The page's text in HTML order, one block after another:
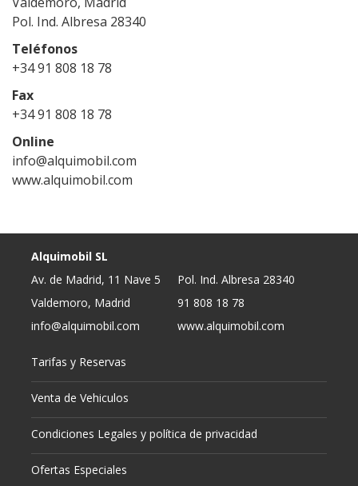
Pol. Ind. Albresa 28340
Teléfonos
+34 91 808 18 78
Fax
+34 91 808 18 78
Online
info@alquimobil.com
www.alquimobil.com
Alquimobil SL
Av. de Madrid, 11 Nave 5
Pol. Ind. Albresa 28340
Valdemoro, Madrid
91 808 18 78
info@alquimobil.com
www.alquimobil.com
Tarifas y Reservas
Venta de Vehiculos
Condiciones Legales y política de privacidad
Ofertas Especiales